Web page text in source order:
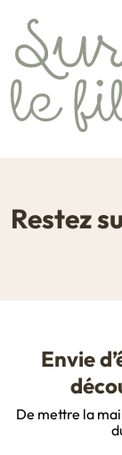
Restez
Envie
De mettre la